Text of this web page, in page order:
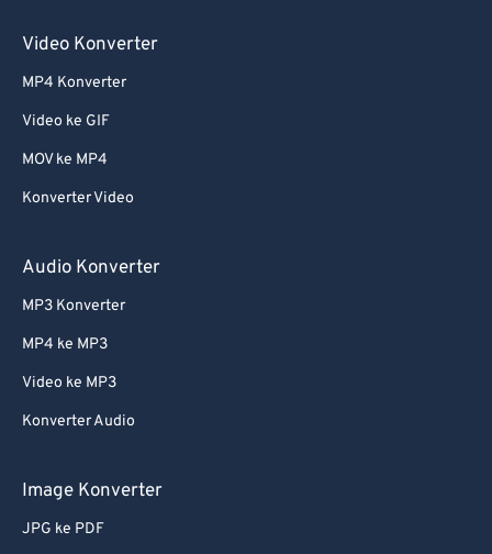
Video Konverter
MP4 Konverter
Video ke GIF
MOV ke MP4
Konverter Video
Audio Konverter
MP3 Konverter
MP4 ke MP3
Video ke MP3
Konverter Audio
Image Konverter
JPG ke PDF